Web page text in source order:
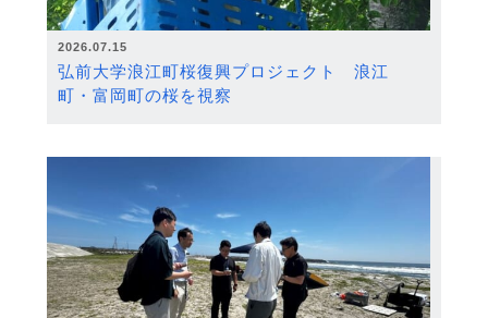
2026.07.15
弘前大学浪江町桜復興プロジェクト 浪江
町・富岡町の桜を視察